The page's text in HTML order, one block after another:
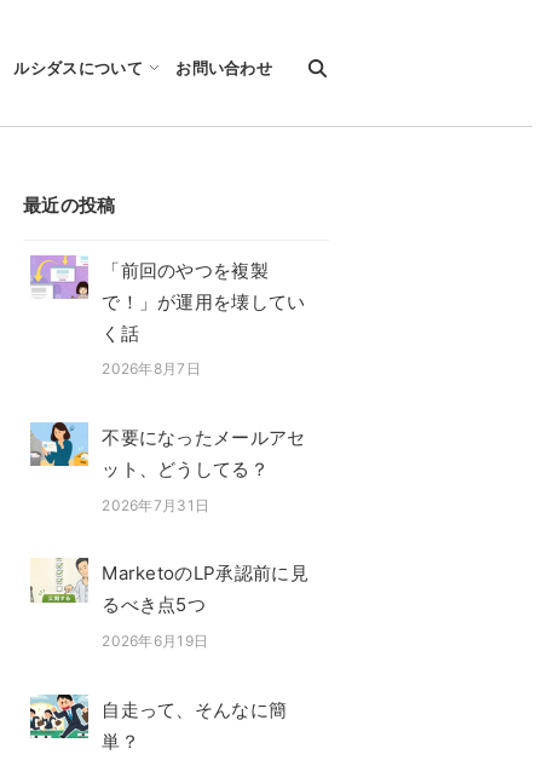
ルシダスについて お問い合わせ
最近の投稿
「前回のやつを複製
で！」が運用を壊してい
く話
投稿日
2026年8月7日
不要になったメールアセ
ット、どうしてる？
投稿日
2026年7月31日
MarketoのLP承認前に見
るべき点5つ
投稿日
2026年6月19日
自走って、そんなに簡
単？